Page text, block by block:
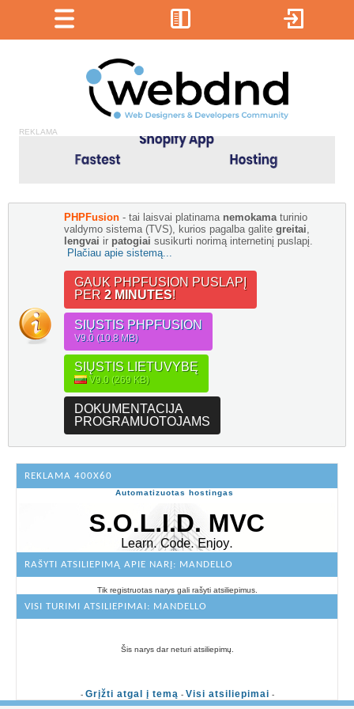
REKLAMA
PHPFusion - tai laisvai platinama nemokama turinio
valdymo sistema (TVS), kurios pagalba galite greitai
lengvai ir patogiai susikurti norimą internetinį puslapį.
Plačiau apie sistemą...
GAUK PHPFUSION PUSLAPĮ
PER 2 MINUTES!
SIŲSTIS PHPFUSION
V9.0 (10.8 MB)
SIŲSTIS LIETUVYBĘ
V9.0 (269 KB)
DOKUMENTACIJA
PROGRAMUOTOJAMS
REKLAMA 400X60
Automatizuotas hostingas
RAŠYTI ATSILIEPIMĄ APIE NARĮ: MANDELLO
Tik registruotas narys gali rašyti atsiliepimus.
VISI TURIMI ATSILIEPIMAI: MANDELLO
Šis narys dar neturi atsiliepimų.
- Grįžti atgal į temą - Visi atsiliepimai -